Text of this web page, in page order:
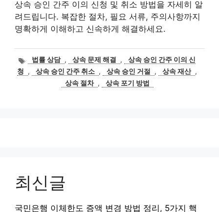
상속 승인 간주 이의 신청 및 취소 방법을 자세히 알
려드립니다. 복잡한 절차, 필요 서류, 주의사항까지
명확하게 이해하고 신속하게 해결하세요.
태법률 상담 , 상속 문제 해결 ,
상속 승인 간주 이의 신
청
, 상속 승인 간주 취소 , 상속 승인 거절 , 상속 재산 ,
상속 절차 , 상속 포기 방법
최신글
국민은행 이체한도 증액 변경 방법 정리, 5가지 핵